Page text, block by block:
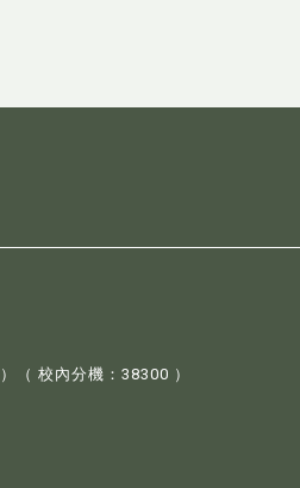
）（ 校內分機：38300 ）